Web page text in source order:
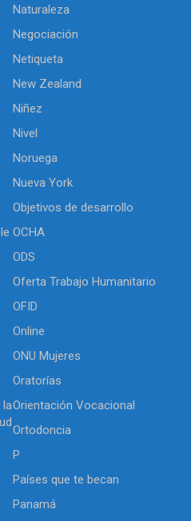
Naturaleza
Negociación
Netiqueta
New Zealand
Niñez
Nivel
Noruega
Nueva York
Objetivos de desarrollo
OCHA
ODS
Oferta Trabajo Humanitario
OFID
Online
ONU Mujeres
Oratorías
laOrientación Vocacional
Ortodoncia
P
Países que te becan
Panamá